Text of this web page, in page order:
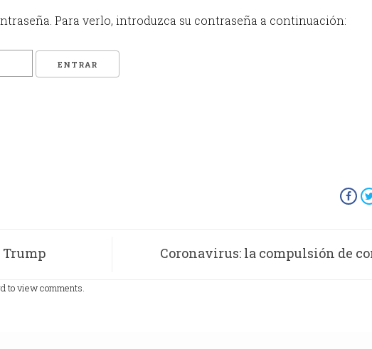
Para verlo, introduzca su contraseña a continuación:
Coronavirus: la compulsión de
to view comments.